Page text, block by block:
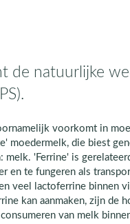
de natuurlijke
voorkomt in
moedermelk, die biest
'Ferrine' is
en te fungeren als
veel lactoferrine binnen
kan aanmaken, zijn de
van melk